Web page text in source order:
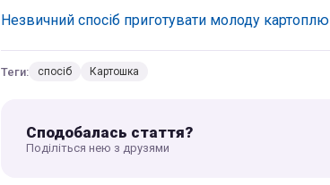
Незвичний спосіб приготувати молоду картоплю
Теги: спосіб Картошка
Сподобалась стаття?
Поділіться нею з друзями